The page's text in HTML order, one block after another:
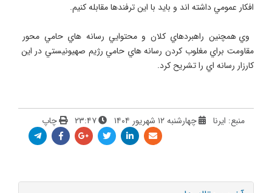
وي همچنين راهبردهاي كلان و محتوايي رسانه هاي حامي محور
مقاومت براي مغلوب كردن رسانه هاي حامي رژيم صهيونيستي در اين
كارزار رسانه اي را تشريح كرد.
منبع: ایرنا چهارشنبه ۱۲ شهریور ۱۴۰۴ ۲۳:۴۷ چاپ